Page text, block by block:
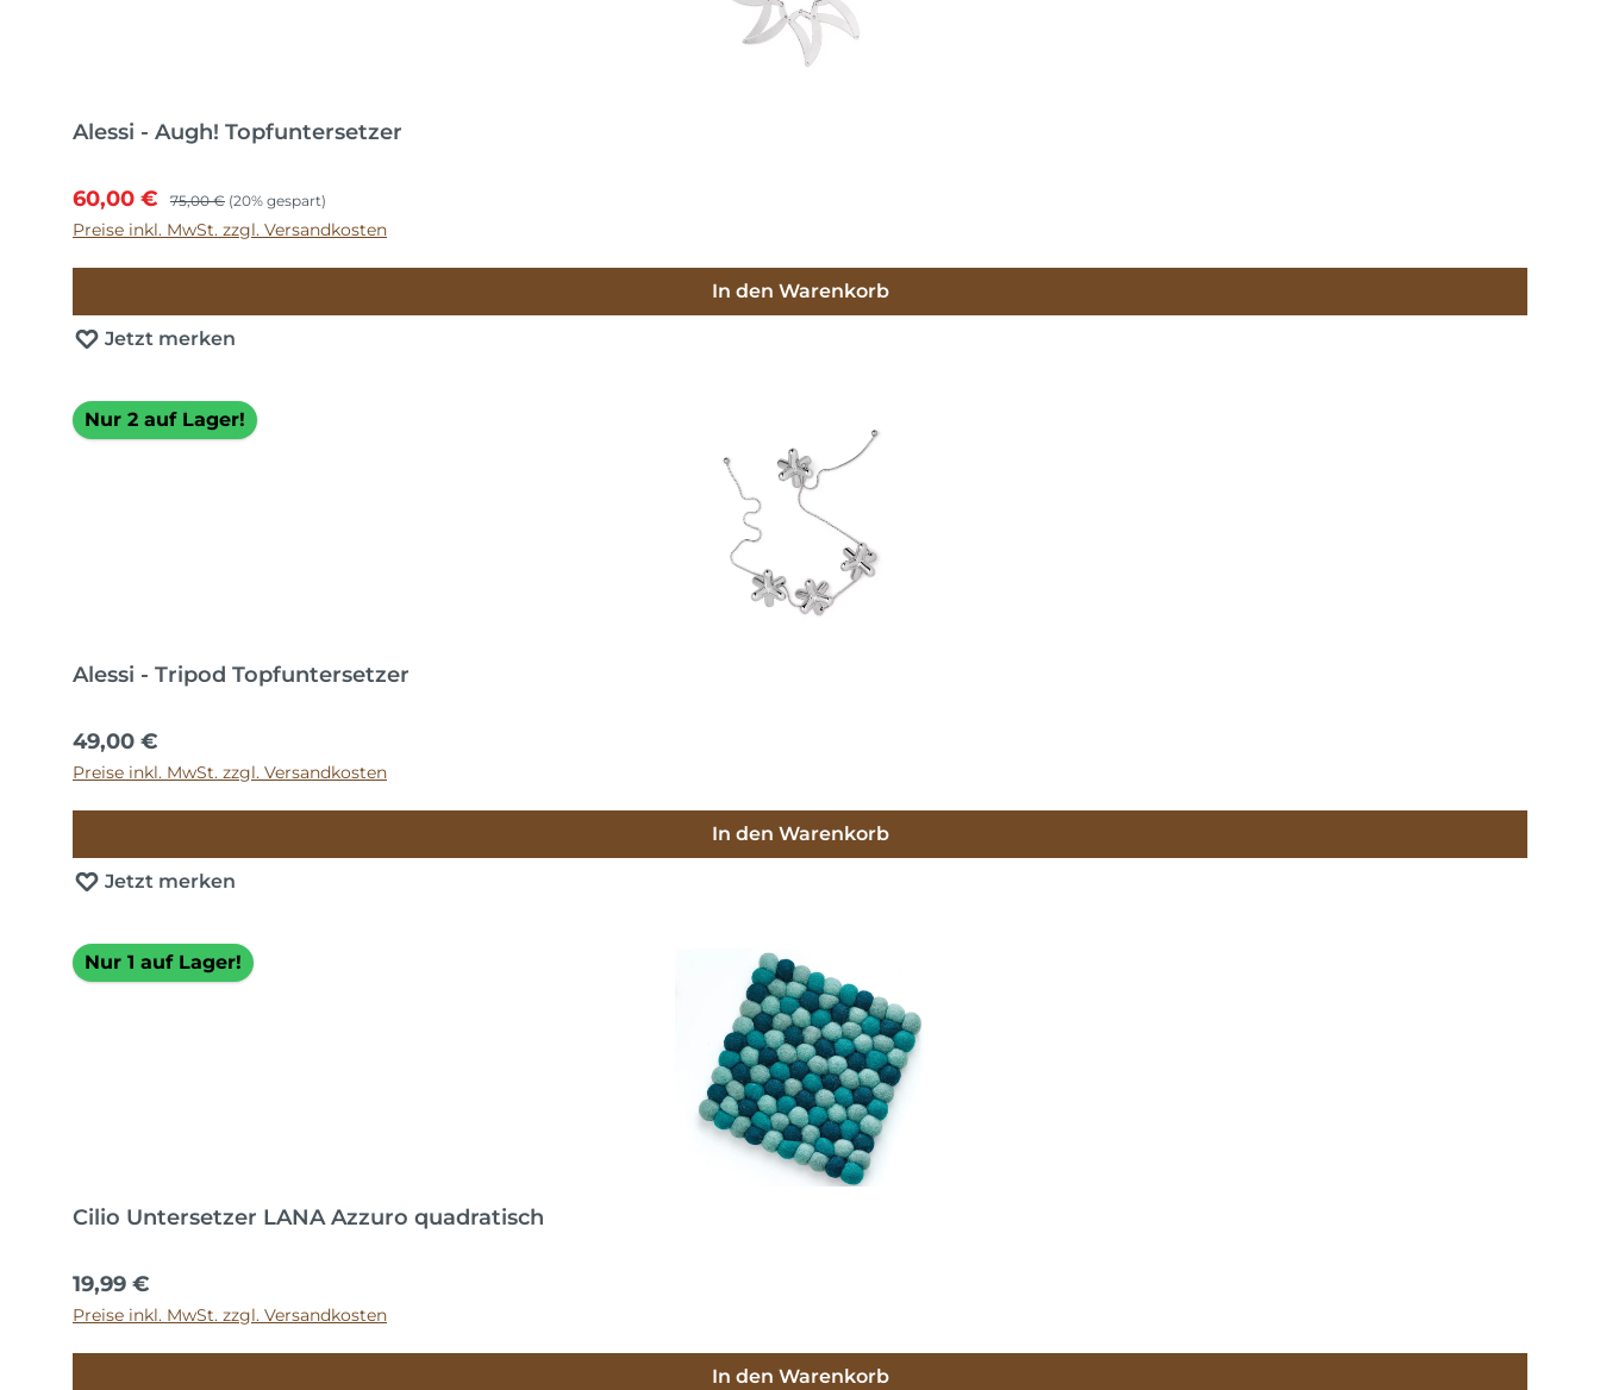
Alessi - Augh! Topfuntersetzer
Verkaufspreis:
60,00 € Regulärer Preis:
75,00 € (20% gespart)
Preise inkl. MwSt. zzgl. Versandkosten
In den Warenkorb
Jetzt merken
Nur 2 auf Lager!
Alessi - Tripod Topfuntersetzer
Regulärer Preis:
49,00 €
Preise inkl. MwSt. zzgl. Versandkosten
In den Warenkorb
Jetzt merken
Nur 1 auf Lager!
Cilio Untersetzer LANA Azzuro quadratisch
Regulärer Preis:
19,99 €
Preise inkl. MwSt. zzgl. Versandkosten
In den Warenkorb